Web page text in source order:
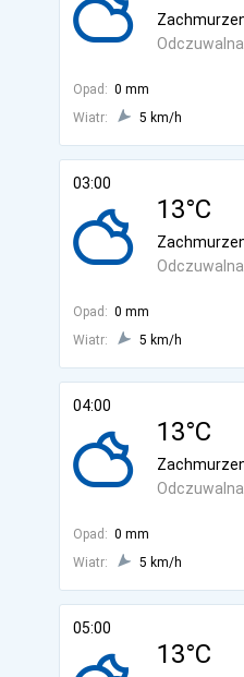
Odczuwalna
Opad: 0 mm
Wiatr:
5 km/h
03:00
13°C
Odczuwalna
Opad: 0 mm
Wiatr:
5 km/h
04:00
13°C
Odczuwalna
Opad: 0 mm
Wiatr:
5 km/h
05:00
13°C